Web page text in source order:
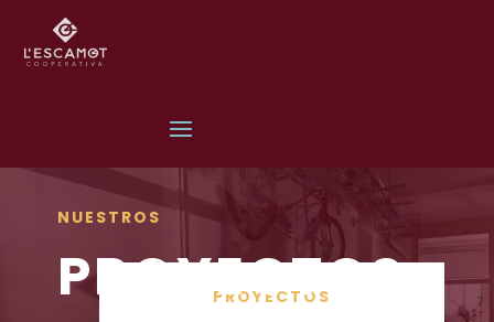
NUESTROS
PROYECTOS
PROYECTOS